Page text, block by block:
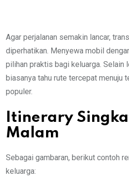
Agar perjalanan semakin lancar,
diperhatikan. Menyewa mobil
pilihan praktis bagi keluarga. Selain
biasanya tahu rute tercepat menuju
populer.
Itinerary
Malam
Sebagai gambaran, berikut contoh
keluarga: